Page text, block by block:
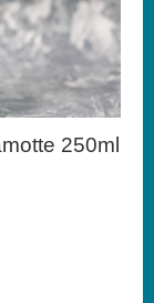
250ml